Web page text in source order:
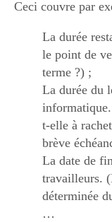
Ceci couvre par
La durée
le point de
terme ?) ;
La durée du
t-elle à
brève
La date de
travailleurs.
déterminée
…